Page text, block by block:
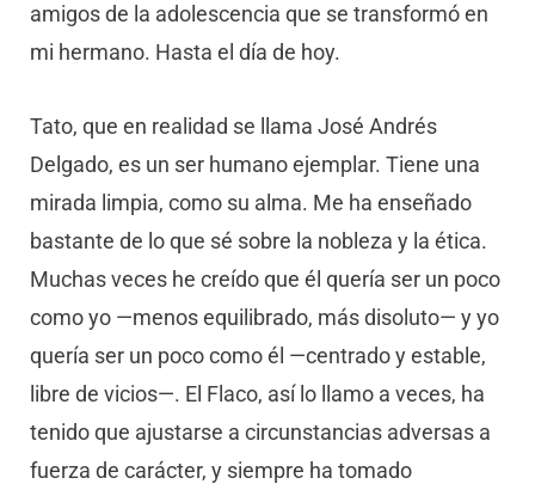
amigos de la adolescencia que se transformó en
mi hermano. Hasta el día de hoy.
Tato, que en realidad se llama José Andrés
Delgado, es un ser humano ejemplar. Tiene una
mirada limpia, como su alma. Me ha enseñado
bastante de lo que sé sobre la nobleza y la ética.
Muchas veces he creído que él quería ser un poco
como yo —menos equilibrado, más disoluto— y yo
quería ser un poco como él —centrado y estable,
libre de vicios—. El Flaco, así lo llamo a veces, ha
tenido que ajustarse a circunstancias adversas a
fuerza de carácter, y siempre ha tomado